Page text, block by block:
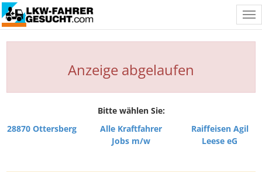
Anzeige abgelaufen
Bitte wählen Sie:
28870 Ottersberg
Alle Kraftfahrer
Jobs m/w
Raiffeisen Agil
Leese eG